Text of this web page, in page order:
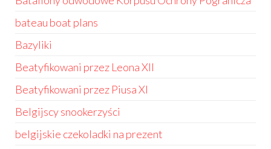
bateau boat plans
Bazyliki
Beatyfikowani przez Leona XII
Beatyfikowani przez Piusa XI
Belgijscy snookerzyści
belgijskie czekoladki na prezent